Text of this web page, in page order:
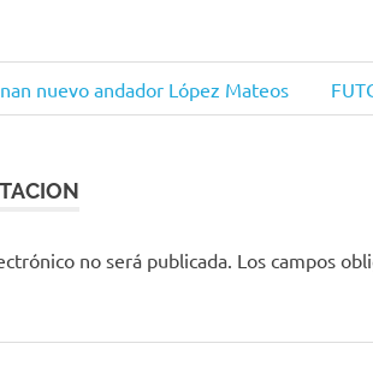
nuevo andador López Mateos
no será publicada. Los campos